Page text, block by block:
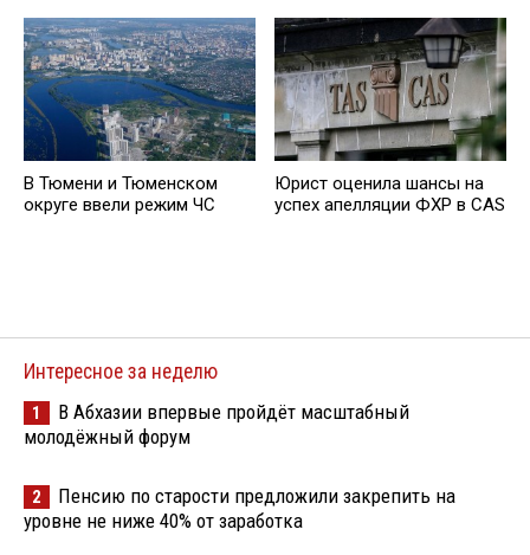
В Тюмени и Тюменском
округе ввели режим ЧС
Юрист оценила шансы на
успех апелляции ФХР в CAS
Интересное за неделю
1
В Абхазии впервые пройдёт масштабный
молодёжный форум
2
Пенсию по старости предложили закрепить на
уровне не ниже 40% от заработка